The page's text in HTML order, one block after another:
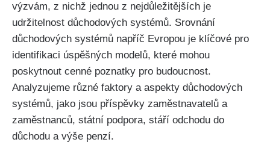
výzvám, z nichž jednou z nejdůležitějších je
udržitelnost důchodových systémů. Srovnání
důchodových systémů napříč Evropou je klíčové pro
identifikaci úspěšných modelů, které mohou
poskytnout cenné poznatky pro budoucnost.
Analyzujeme různé faktory a aspekty důchodových
systémů, jako jsou příspěvky zaměstnavatelů a
zaměstnanců, státní podpora, stáří odchodu do
důchodu a výše penzí.